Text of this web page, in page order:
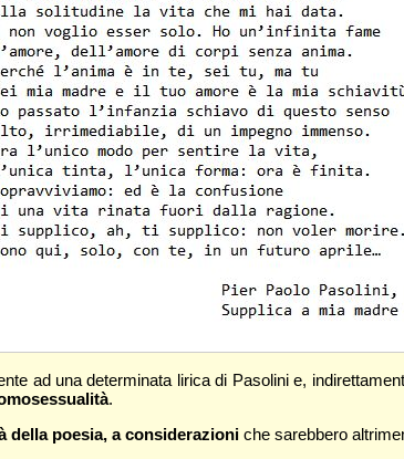
ad una determinata lirica di Pasolini e,
.
della poesia, a considerazioniche sarebbero